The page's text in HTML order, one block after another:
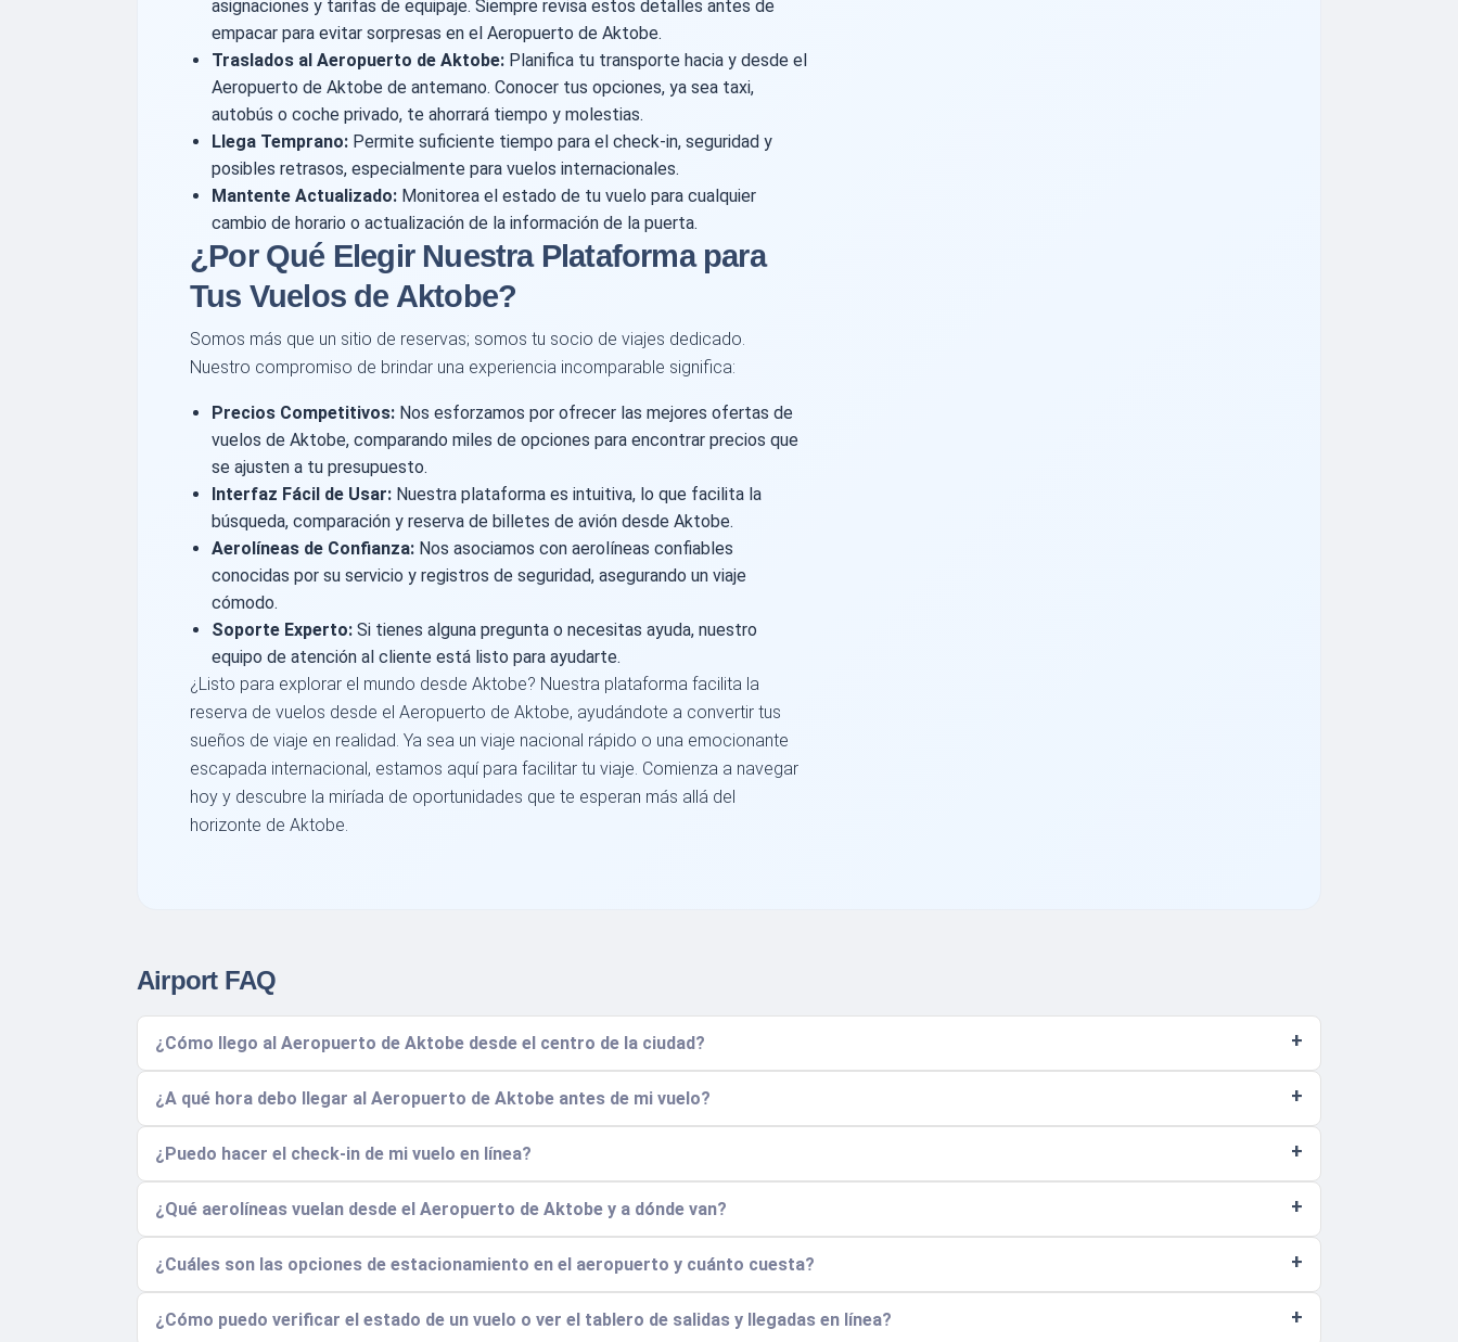
asignaciones y tarifas de equipaje. Siempre revisa estos detalles antes de
empacar para evitar sorpresas en el Aeropuerto de Aktobe.
Traslados al Aeropuerto de Aktobe: Planifica tu transporte hacia y desde el
Aeropuerto de Aktobe de antemano. Conocer tus opciones, ya sea taxi,
autobús o coche privado, te ahorrará tiempo y molestias.
Llega Temprano: Permite suficiente tiempo para el check-in, seguridad y
posibles retrasos, especialmente para vuelos internacionales.
Mantente Actualizado: Monitorea el estado de tu vuelo para cualquier
cambio de horario o actualización de la información de la puerta.
¿Por Qué Elegir Nuestra Plataforma para
Tus Vuelos de Aktobe?
Somos más que un sitio de reservas; somos tu socio de viajes dedicado.
Nuestro compromiso de brindar una experiencia incomparable significa:
Precios Competitivos: Nos esforzamos por ofrecer las mejores ofertas de
vuelos de Aktobe, comparando miles de opciones para encontrar precios que
se ajusten a tu presupuesto.
Interfaz Fácil de Usar: Nuestra plataforma es intuitiva, lo que facilita la
búsqueda, comparación y reserva de billetes de avión desde Aktobe.
Aerolíneas de Confianza: Nos asociamos con aerolíneas confiables
conocidas por su servicio y registros de seguridad, asegurando un viaje
cómodo.
Soporte Experto: Si tienes alguna pregunta o necesitas ayuda, nuestro
equipo de atención al cliente está listo para ayudarte.
¿Listo para explorar el mundo desde Aktobe? Nuestra plataforma facilita la
reserva de vuelos desde el Aeropuerto de Aktobe, ayudándote a convertir tus
sueños de viaje en realidad. Ya sea un viaje nacional rápido o una emocionante
escapada internacional, estamos aquí para facilitar tu viaje. Comienza a navegar
hoy y descubre la miríada de oportunidades que te esperan más allá del
horizonte de Aktobe.
Airport FAQ
¿Cómo llego al Aeropuerto de Aktobe desde el centro de la ciudad?
¿A qué hora debo llegar al Aeropuerto de Aktobe antes de mi vuelo?
¿Puedo hacer el check-in de mi vuelo en línea?
¿Qué aerolíneas vuelan desde el Aeropuerto de Aktobe y a dónde van?
¿Cuáles son las opciones de estacionamiento en el aeropuerto y cuánto cuesta?
¿Cómo puedo verificar el estado de un vuelo o ver el tablero de salidas y llegadas en línea?